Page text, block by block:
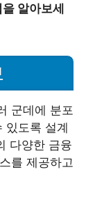
알아보세
군데에 분포
있도록 설계
다양한 금융
를 제공하고